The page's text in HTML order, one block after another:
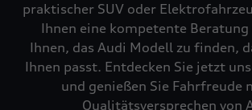
praktischer SUV oder
Ihnen eine kompetente
Ihnen, das Audi Modell zu finden,
Ihnen passt. Entdecken Sie jetzt
und genießen Sie Fahrfreude
Qualitätsversprechen von